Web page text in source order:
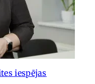
iespējas